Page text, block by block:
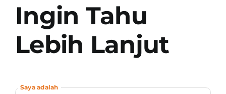
Ingin Tahu
Lebih Lanjut
Saya adalah